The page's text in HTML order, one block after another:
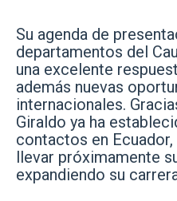
Su agenda de
departamentos del
una excelente
además nuevas
internacionales.
Giraldo ya ha
contactos en
llevar próximamente
expandiendo su